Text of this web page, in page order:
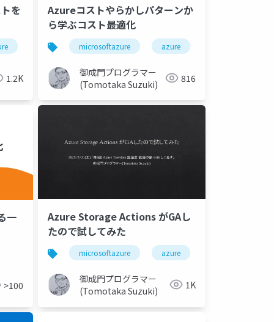
を
microsoft azurecostmanagement
1.2K
Azureコストやらかしパターンか
ら学ぶコスト最適化
microsoftazure azure
御成門プログラマー
(Tomotaka Suzuki)
816
一
>100
Azure Storage Actions がGAし
たので試してみた
microsoftazure azure
御成門プログラマー
(Tomotaka Suzuki)
1K